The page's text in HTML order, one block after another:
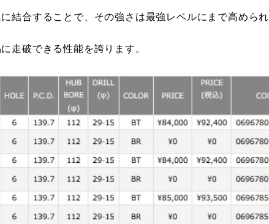
結合することで、その強さは最強レベルにまで高められ
走破できる性能を誇ります。